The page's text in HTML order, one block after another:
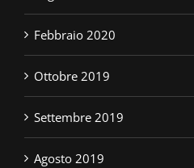
Febbraio 2020
Ottobre 2019
Settembre 2019
Agosto 2019